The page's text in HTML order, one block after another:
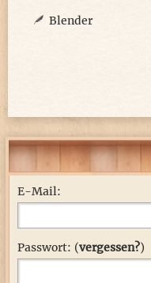
Blender
E-Mail:
Passwort: (vergessen?)